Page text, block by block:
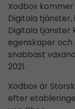
Xodbox
Digitala
Digitala tjänster
egenskaper
snabbast
2021.
Xodbox är
efter